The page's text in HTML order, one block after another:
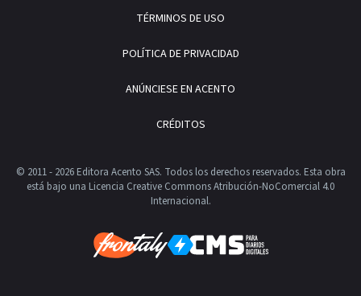
TÉRMINOS DE USO
POLÍTICA DE PRIVACIDAD
ANÚNCIESE EN ACENTO
CRÉDITOS
© 2011 - 2026 Editora Acento SAS. Todos los derechos reservados. Esta obra
está bajo una Licencia Creative Commons Atribución-NoComercial 4.0
Internacional.